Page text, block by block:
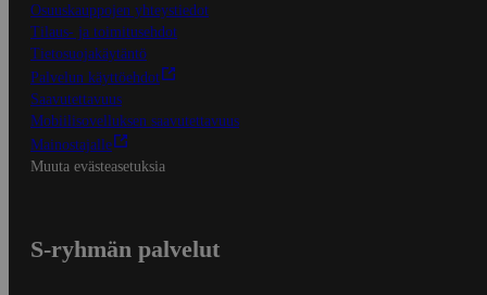
Osuuskauppojen yhteystiedot
Tilaus- ja toimitusehdot
Tietosuojakäytäntö
Palvelun käyttöehdot
Saavutettavuus
Mobiilisovelluksen saavutettavuus
Mainostajalle
Muuta evästeasetuksia
S-ryhmän palvelut